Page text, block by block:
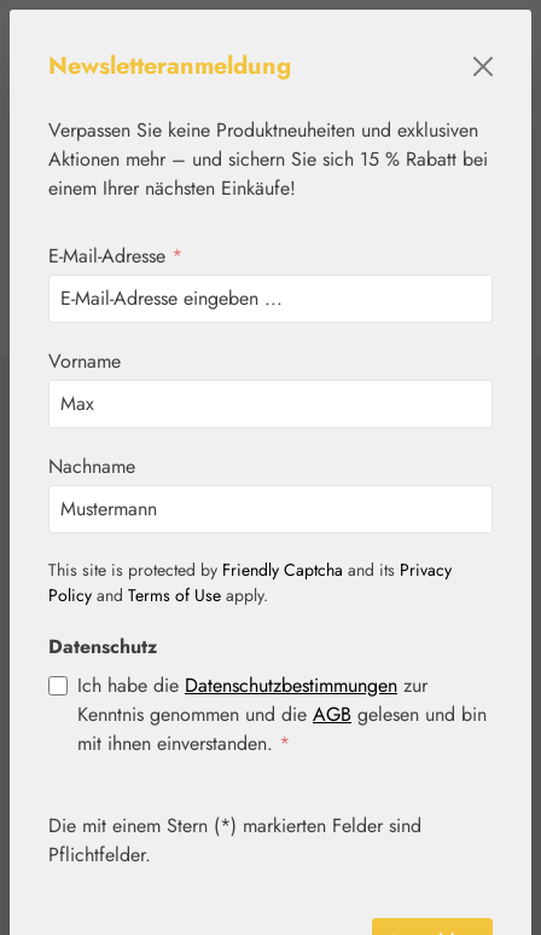
Werkzeugleiste anzeigen
Nieren-T St.
Severin
Bildergalerie überspringen
Newsletteranmeldung
Verpassen Sie keine Produktneuheiten und exklusiven
Aktionen mehr – und sichern Sie sich 15 % Rabatt bei
einem Ihrer nächsten Einkäufe!
E-Mail-Adresse *
Vorname
Nachname
This site is protected by Friendly Captcha and its Privacy
Policy and Terms of Use apply.
Datenschutz
Ich habe die Datenschutzbestimmungen zur
Kenntnis genommen und die AGB gelesen und bin
mit ihnen einverstanden. *
Die mit einem Stern (*) markierten Felder sind
Pflichtfelder.